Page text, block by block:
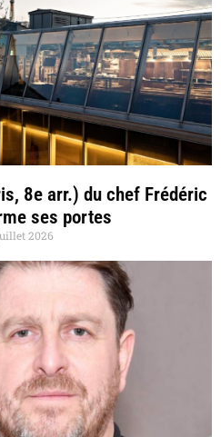
8e arr.) du chef Frédéric
ses portes
2026